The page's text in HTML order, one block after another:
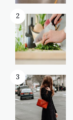
2
3